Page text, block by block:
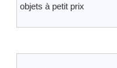
objets à petit prix